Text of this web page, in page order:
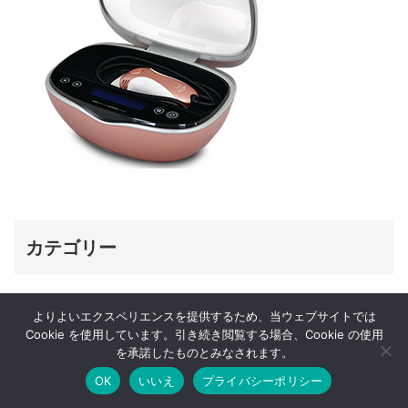
カテゴリー
脱毛・ムダ毛処理
ホーム 検索 トップ
よりよいエクスペリエンスを提供するため、当ウェブサイトでは
Cookie を使用しています。引き続き閲覧する場合、Cookie の使用
を承諾したものとみなされます。
OK
いいえ プライバシーポリシー